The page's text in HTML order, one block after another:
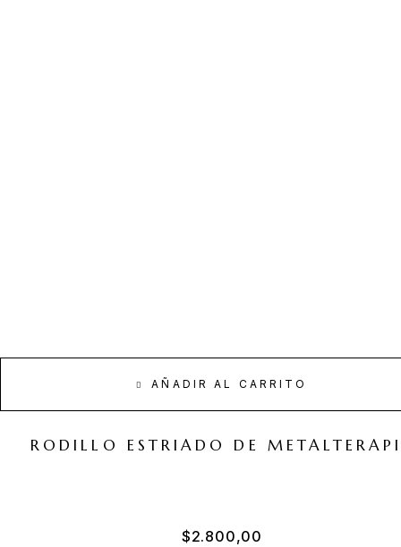
AÑADIR AL CARRITO
RODILLO ESTRIADO DE
$2.800,00